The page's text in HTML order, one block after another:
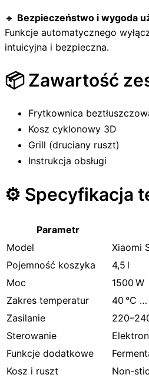
🔹 Bezpieczeństwo i wygoda
Funkcje automatycznego
intuicyjna i bezpieczna.
📦 Zawartość
Frytkownica
Kosz cyklonowy 3D
Grill (druciany ruszt)
Instrukcja obsługi
⚙️ Specyfikacja
Parametr
Model
Xiaomi
Pojemność koszyka
4,5 l
Moc
1500 W
Zakres temperatur
40 °C …
Zasilanie
Sterowanie
Funkcje dodatkowe
Kosz i ruszt
Non-